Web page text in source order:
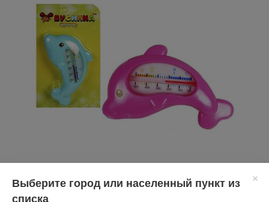
со специалистом.
Выберите город или населенный пункт из
списка